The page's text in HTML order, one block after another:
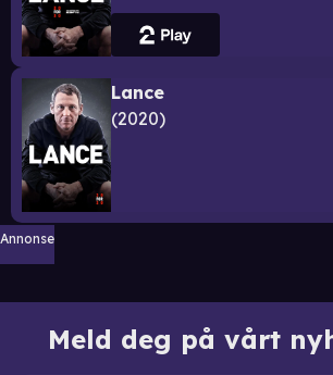
Lance
2020
Annonse
Meld deg på vårt